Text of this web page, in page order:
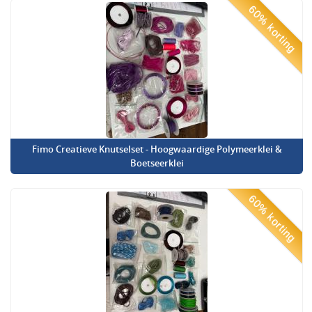
60% korting
Fimo Creatieve Knutselset - Hoogwaardige Polymeerklei &
Boetseerklei
60% korting